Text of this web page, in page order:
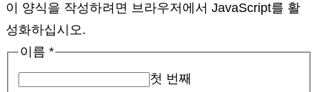
이 양식을 작성하려면 브라우저에서 JavaScript를 활
성화하십시오.
이름 *
첫 번째